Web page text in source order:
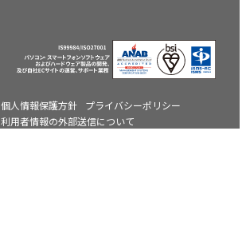
個人情報保護方針
プライバシーポリシー
利用者情報の外部送信について